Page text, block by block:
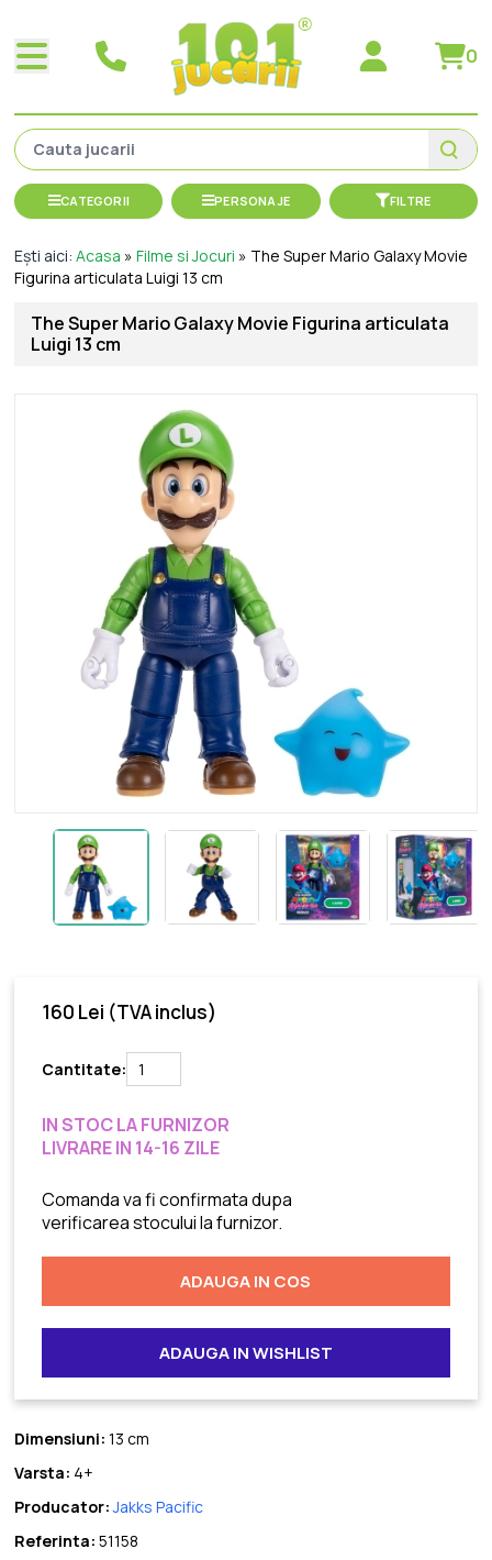
0
CATEGORII PERSONAJE FILTRE
Ești aici:Acasa »Filme si Jocuri » The Super Mario Galaxy Movie
Figurina articulata Luigi 13 cm
The Super Mario Galaxy Movie Figurina articulata
Luigi 13 cm
160 Lei (TVA inclus)
Cantitate:
IN STOC LA FURNIZOR
LIVRARE IN 14-16 ZILE
Comanda va fi confirmata dupa
verificarea stocului la furnizor.
ADAUGA IN COS
ADAUGA IN WISHLIST
Dimensiuni: 13 cm
Varsta: 4+
Producator: Jakks Pacific
Referinta: 51158